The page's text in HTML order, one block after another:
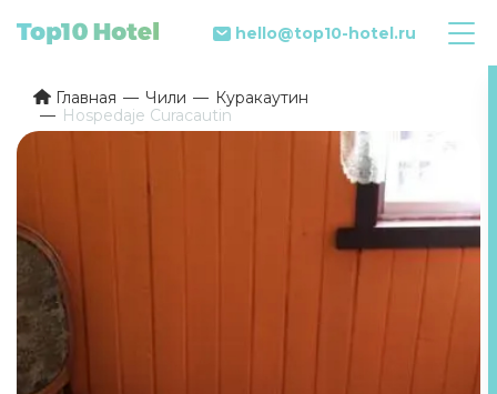
hello@top10-hotel.ru
Главная Чили
Куракаутин
Hospedaje Curacautin